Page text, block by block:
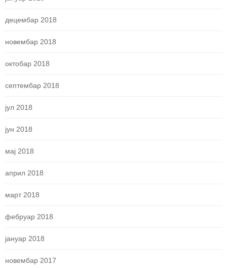
децембар 2018
новембар 2018
октобар 2018
септембар 2018
јул 2018
јун 2018
мај 2018
април 2018
март 2018
фебруар 2018
јануар 2018
новембар 2017